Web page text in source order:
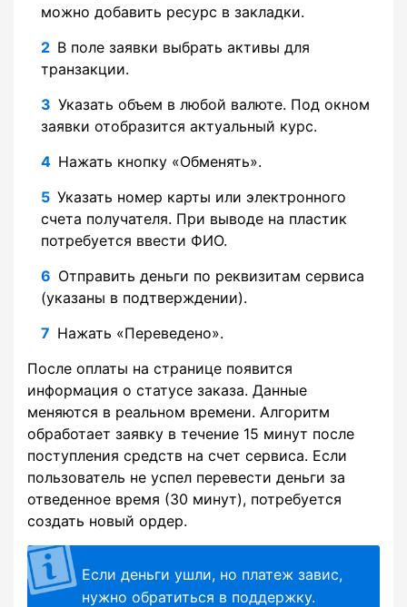
можно добавить ресурс в закладки.
В поле заявки выбрать активы для
транзакции.
Указать объем в любой валюте. Под окном
заявки отобразится актуальный курс.
Нажать кнопку «Обменять».
Указать номер карты или электронного
счета получателя. При выводе на пластик
потребуется ввести ФИО.
Отправить деньги по реквизитам сервиса
(указаны в подтверждении).
Нажать «Переведено».
После оплаты на странице появится
информация о статусе заказа. Данные
меняются в реальном времени. Алгоритм
обработает заявку в течение 15 минут после
поступления средств на счет сервиса. Если
пользователь не успел перевести деньги за
отведенное время (30 минут), потребуется
создать новый ордер.
Если деньги ушли, но платеж завис,
нужно обратиться в поддержку.